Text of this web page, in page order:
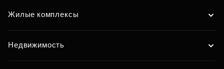
Жилые комплексы
Недвижимость